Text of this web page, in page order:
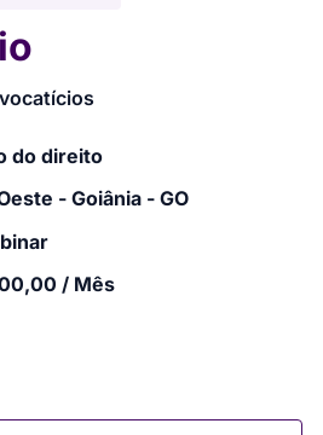
do direito
- Goiânia - GO
/ Mês